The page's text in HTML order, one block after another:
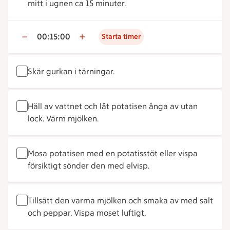
mitt i ugnen ca 15 minuter.
00:15:00 Starta timer
Skär gurkan i tärningar.
Häll av vattnet och låt potatisen ånga av utan
lock. Värm mjölken.
Mosa potatisen med en potatisstöt eller vispa
försiktigt sönder den med elvisp.
Tillsätt den varma mjölken och smaka av med salt
och peppar. Vispa moset luftigt.